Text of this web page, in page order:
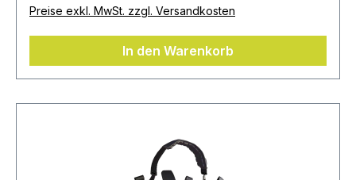
Preise exkl. MwSt. zzgl. Versandkosten
In den Warenkorb